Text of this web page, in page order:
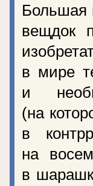
Большая
вещдок
в мире
и
(на
в
на
в